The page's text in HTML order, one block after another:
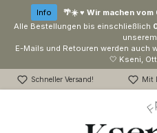
Zum Hauptinhalt springen
Info
🌴☀️ ♥ Wir machen
Alle Bestellungen bis einschließlich
E-Mails und Retouren werden auch
🤍 Kseni,
Schneller Versand! Mit